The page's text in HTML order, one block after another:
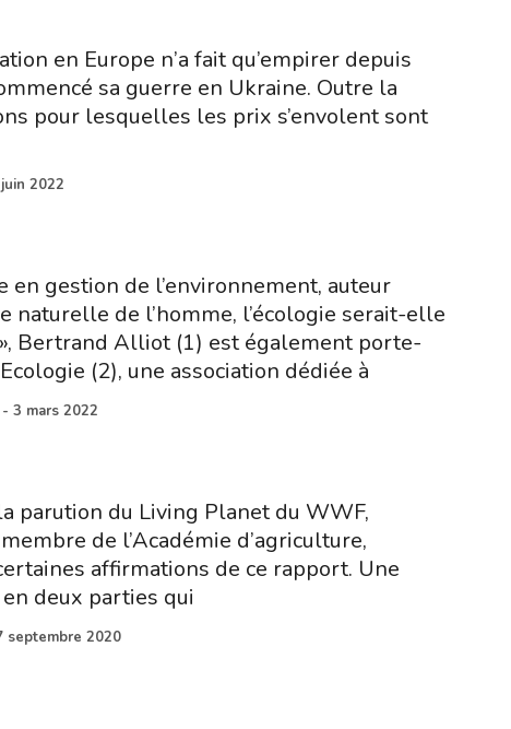
en Europe n’a fait qu’empirer depuis
sa guerre en Ukraine. Outre la
pour lesquelles les prix s’envolent sont
2022
en gestion de l’environnement, auteur
naturelle de l’homme, l’écologie serait-elle
Bertrand Alliot (1) est également porte-
(2), une association dédiée à
- 3 mars 2022
parution du Living Planet du WWF,
de l’Académie d’agriculture,
affirmations de ce rapport. Une
deux parties qui
septembre 2020